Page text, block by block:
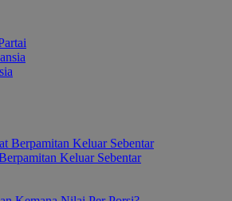
Keluar Sebentar